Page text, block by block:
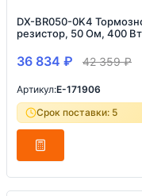
DX-BR050-0K4
резистор, 50 Ом, 400 Вт
36 834 ₽ 42 359₽
Артикул:E-171906
Срок поставки: 5